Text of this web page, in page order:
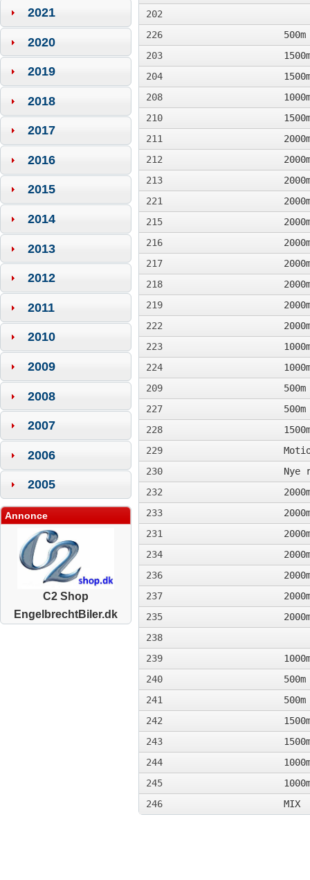
2021
2020
2019
2018
2017
2016
2015
2014
2013
2012
2011
2010
2009
2008
2007
2006
2005
Annonce
C2 Shop
EngelbrechtBiler.dk
202
226
500m
203
204
208
210
211
212
213
221
215
216
217
218
219
222
223
224
209
500m
227
500m
228
229
230
Nye
232
233
231
234
236
237
235
238
239
240
500m
241
500m
242
243
244
245
246
MIX